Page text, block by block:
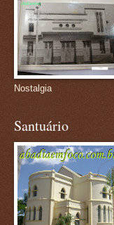
Nostalgia
Santuário